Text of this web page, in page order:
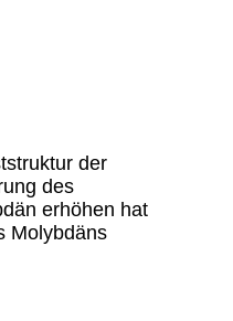
der
des
erhöhen hat
Molybdäns